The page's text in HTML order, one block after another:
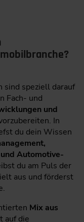
speziell darauf
Fach- und
und
In
du dein Wissen
Automotive-
du am Puls der
aus und förderst
Mix aus
auf die